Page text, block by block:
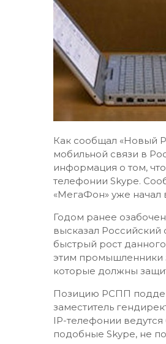
Как сообщал «Новый
мобильной связи в
информация о том,
телефонии Skype.
«МегаФон» уже начал
Годом ранее
высказал
быстрый рост
этим промышленники
которые должны
Позицию РСПП
заместитель
IP-телефонии
подобные Skype, не